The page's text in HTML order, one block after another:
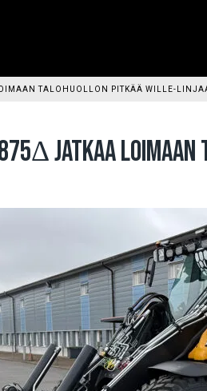
TALOHUOLLON PITKÄÄ WILLE-
JATKAA LOIMAAN